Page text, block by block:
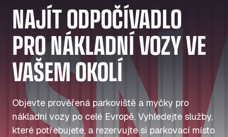
NAJÍT ODPOČÍVADLO
PRO NÁKLADNÍ VOZY VE
VAŠEM OKOLÍ
Objevte prověřená parkoviště a myčky pro
nákladní vozy po celé Evropě. Vyhledejte služby,
které potřebujete, a rezervujte si parkovací místo